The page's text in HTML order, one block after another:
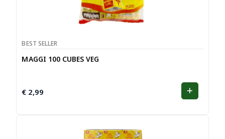
BEST SELLER
MAGGI 100 CUBES VEG
€ 2,99